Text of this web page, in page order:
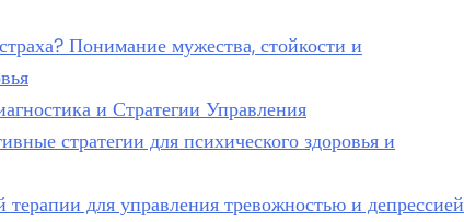
Понимание мужества, стойкости и
и Стратегии Управления
стратегии для психического здоровья и
для управления тревожностью и депрессией